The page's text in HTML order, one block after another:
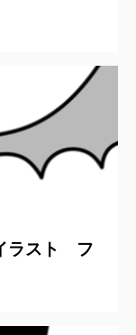
ラスト フ